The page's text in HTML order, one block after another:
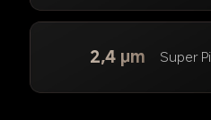
2,4 μm Super